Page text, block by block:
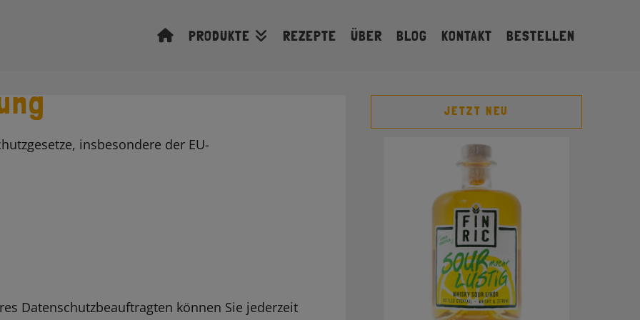
PRODUKTE REZEPTE ÜBER BLOG KONTAKT BESTELLEN
insbesondere der EU-
Datenschutzbeauftragten können Sie jederzeit
JETZT NEU